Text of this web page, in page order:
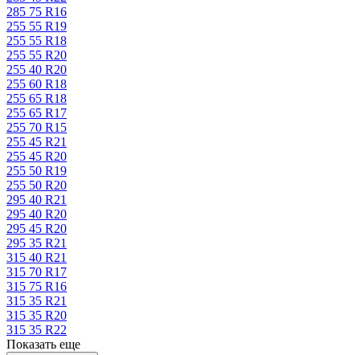
285 75 R16
255 55 R19
255 55 R18
255 55 R20
255 40 R20
255 60 R18
255 65 R18
255 65 R17
255 70 R15
255 45 R21
255 45 R20
255 50 R19
255 50 R20
295 40 R21
295 40 R20
295 45 R20
295 35 R21
315 40 R21
315 70 R17
315 75 R16
315 35 R21
315 35 R20
315 35 R22
Показать еще